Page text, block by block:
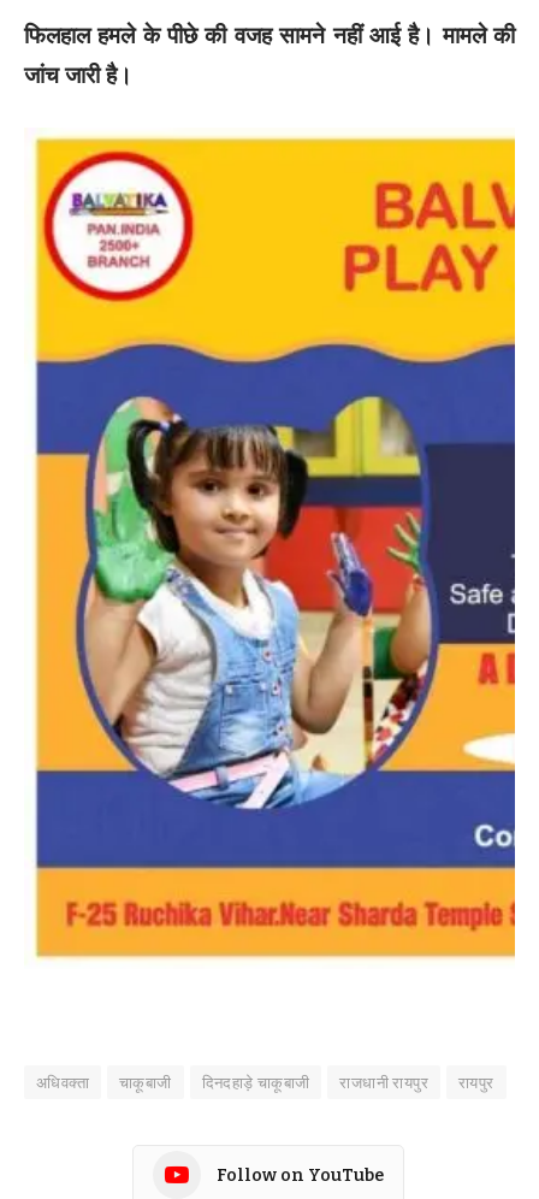
फिलहाल हमले के पीछे की वजह सामने नहीं आई है। मामले की
जांच जारी है।
अधिवक्ता चाकूबाजी दिनदहाड़े चाकूबाजी राजधानी रायपुर रायपुर
Follow on YouTube